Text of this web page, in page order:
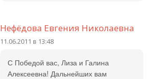
Нефёдова Евгения Николаевна
11.06.2011 в 13:48
С Победой вас, Лиза и Галина
Алексеевна! Дальнейших вам